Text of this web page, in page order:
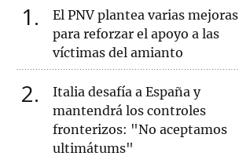
1
El PNV plantea varias mejoras
para reforzar el apoyo a las
víctimas del amianto
2
Italia desafía a España y
mantendrá los controles
fronterizos: "No aceptamos
ultimátums"